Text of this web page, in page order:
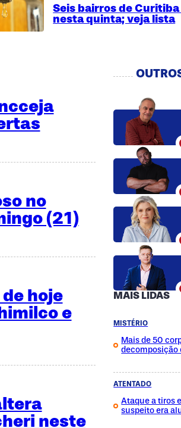
Seis bairros de
nesta quinta; veja lista
no
(21)
hoje
e
neste
MAIS LIDAS
MISTÉRIO
Mais de 50
decomposição
ATENTADO
Ataque a tiros
suspeito era